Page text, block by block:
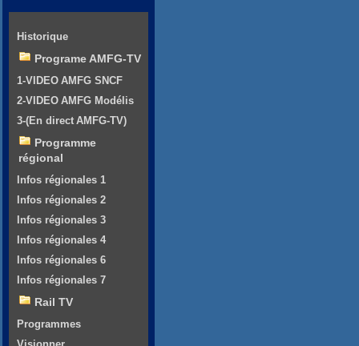
Historique
Programe AMFG-TV
1-VIDEO AMFG SNCF
2-VIDEO AMFG Modélis
3-(En direct AMFG-TV)
Programme
régional
Infos régionales 1
Infos régionales 2
Infos régionales 3
Infos régionales 4
Infos régionales 6
Infos régionales 7
Rail TV
Programmes